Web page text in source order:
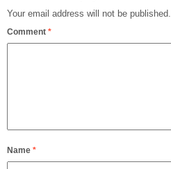
Your email address will not be published.
Comment *
Name *